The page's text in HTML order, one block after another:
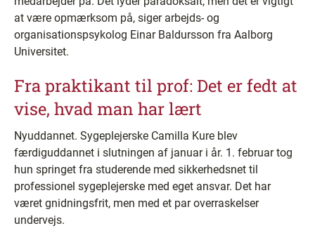
at være opmærksom på, siger arbejds- og
organisationspsykolog Einar Baldursson fra Aalborg
Universitet.
Fra praktikant til prof: Det er fedt at
vise, hvad man har lært
Nyuddannet. Sygeplejerske Camilla Kure blev
færdiguddannet i slutningen af januar i år. 1. februar tog
hun springet fra studerende med sikkerhedsnet til
professionel sygeplejerske med eget ansvar. Det har
været gnidningsfrit, men med et par overraskelser
undervejs.